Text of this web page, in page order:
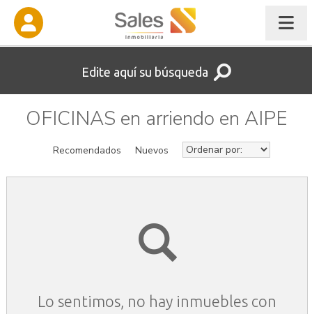
Edite aquí su búsqueda
OFICINAS en arriendo en AIPE
Recomendados Nuevos
Lo sentimos, no hay inmuebles con